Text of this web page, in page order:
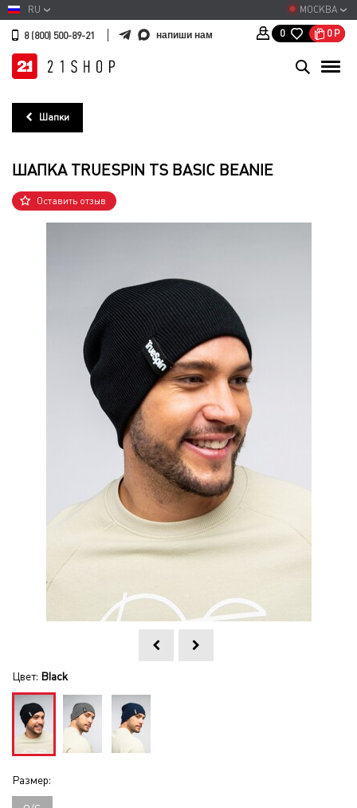
МОСКВА
RU
8 (800) 500-89-21 напиши нам 0 0 Р
Шапки
ШАПКА TRUESPIN TS BASIC BEANIE
Оставить отзыв
Цвет: Black
Размер: